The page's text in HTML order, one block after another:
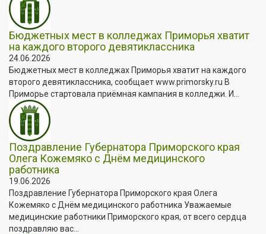
Бюджетных мест в колледжах Приморья хватит
на каждого второго девятиклассника
24.06.2026
Бюджетных мест в колледжах Приморья хватит на каждого
второго девятиклассника, сообщает www.primorsky.ru В
Приморье стартовала приёмная кампания в колледжи. И...
Поздравление Губернатора Приморского края
Олега Кожемяко с Днём медицинского
работника
19.06.2026
Поздравление Губернатора Приморского края Олега
Кожемяко с Днём медицинского работника Уважаемые
медицинские работники Приморского края, от всего сердца
поздравляю вас...